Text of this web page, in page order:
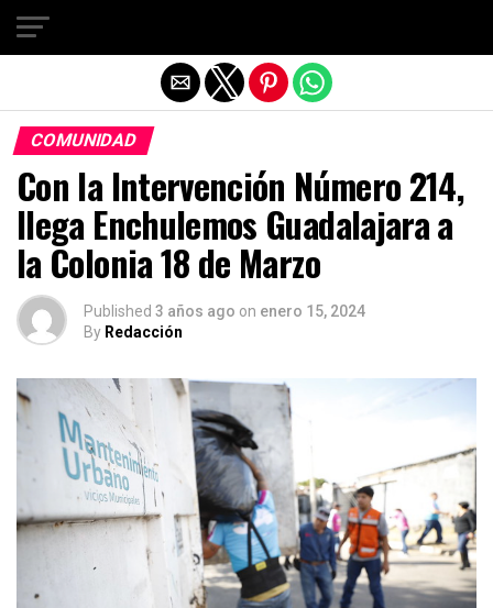
COMUNIDAD
Con la Intervención Número 214,
llega Enchulemos Guadalajara a
la Colonia 18 de Marzo
Published 3 años ago on enero 15, 2024
By Redacción